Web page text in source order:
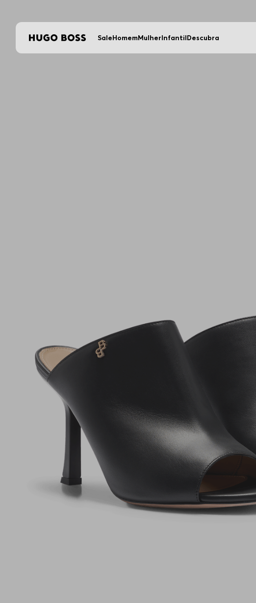
SaleHomemMulherInfantilDescubra